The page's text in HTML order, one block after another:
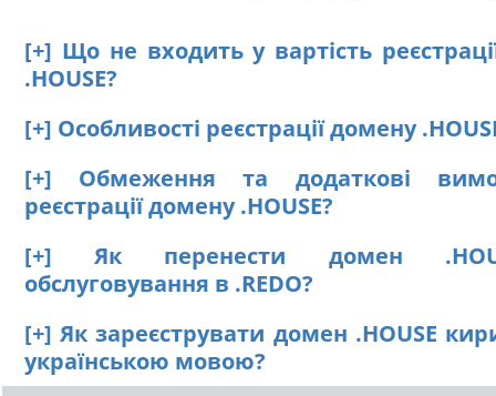
[+] Що не входить у вартість
.HOUSE?
[+] Особливості реєстрації домену
[+] Обмеження та додаткові
реєстрації домену .HOUSE?
[+] Як перенести домен
обслуговування в .REDO?
[+] Як зареєструвати домен .HOUSE
українською мовою?